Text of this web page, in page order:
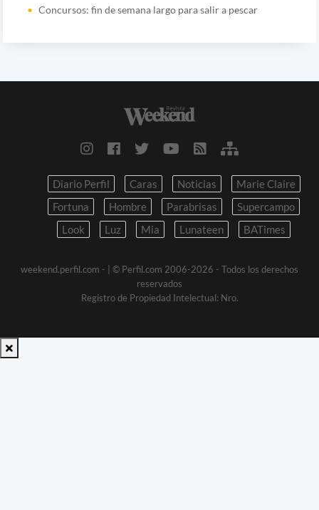
Concursos: fin de semana largo para salir a pescar
Diario Perfil Caras Noticias
Marie Claire
Fortuna
Hombre Parabrisas
Supercampo
Look
Luz Mia Lunateen BATimes
weekend.perfil.com -
| © Perfil.com 2006-2026 - Todos los derechos
reservados
Registro de Propiedad Intelectual: Nro.